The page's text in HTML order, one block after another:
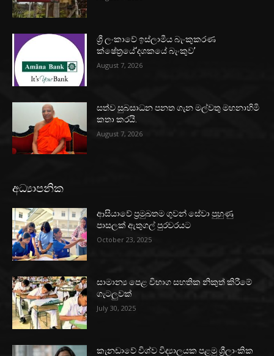
ශ්‍රී ලංකාවේ ඉස්ලාමීය බැංකුකරණ
ක්ෂේත්‍රයේ‘දශකයේ බැංකුව’
August 7, 2026
සත්ව සුබසාධන පනත ගැන මල්වතු මහනාහිමි
කතා කරයි.
August 7, 2026
අධ්‍යාපනික
ආසියාවේ ප්‍රමුඛතම ගුවන් සේවා පුහුණු
පාසලක් ඇතුගල් පුරවරයට
October 23, 2025
සාමාන්‍ය පෙළ විභාග සහතික නිකුත් කිරීමේ
ගැටලුවක්
July 30, 2025
කැනඩාවේ විශ්ව විද්‍යාලයක පළමු ශ්‍රීලාංකික